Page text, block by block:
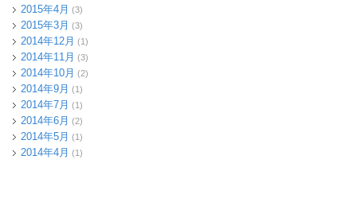
2015年4月 (3)
2015年3月 (3)
2014年12月 (1)
2014年11月 (3)
2014年10月 (2)
2014年9月 (1)
2014年7月 (1)
2014年6月 (2)
2014年5月 (1)
2014年4月 (1)